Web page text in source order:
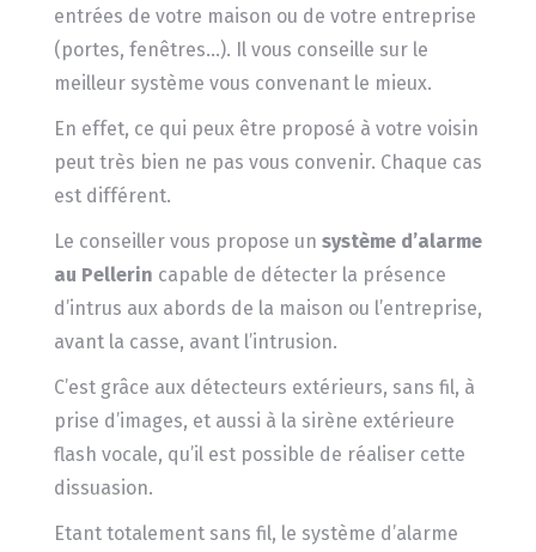
entrées de votre maison ou de votre entreprise
(portes, fenêtres…). Il vous conseille sur le
meilleur système vous convenant le mieux.
En effet, ce qui peux être proposé à votre voisin
peut très bien ne pas vous convenir. Chaque cas
est différent.
Le conseiller vous propose un système d’alarme
au Pellerin capable de détecter la présence
d’intrus aux abords de la maison ou l’entreprise,
avant la casse, avant l’intrusion.
C’est grâce aux détecteurs extérieurs, sans fil, à
prise d’images, et aussi à la sirène extérieure
flash vocale, qu’il est possible de réaliser cette
dissuasion.
Etant totalement sans fil, le système d’alarme